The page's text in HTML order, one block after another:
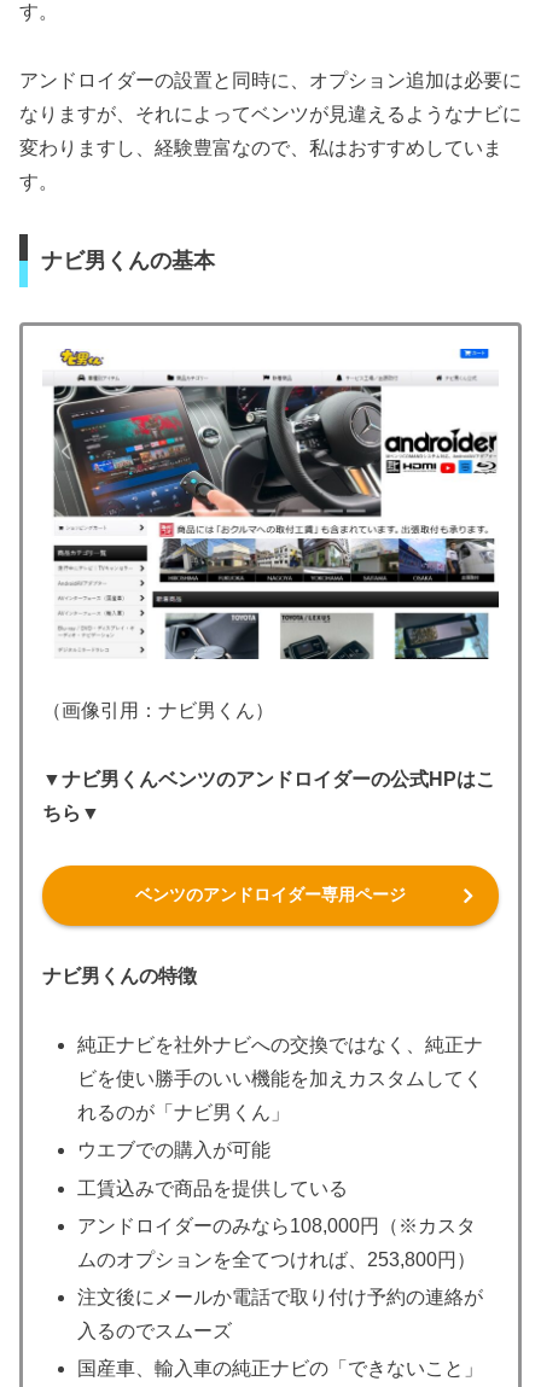
す。
アンドロイダーの設置と同時に、オプション追加は必要に
なりますが、それによってベンツが見違えるようなナビに
変わりますし、経験豊富なので、私はおすすめしていま
す。
ナビ男くんの基本
（画像引用：ナビ男くん）
▼ナビ男くんベンツのアンドロイダーの公式HPはこ
ちら▼
ベンツのアンドロイダー専用ページ
ナビ男くんの特徴
純正ナビを社外ナビへの交換ではなく、純正ナ
ビを使い勝手のいい機能を加えカスタムしてく
れるのが「ナビ男くん」
ウエブでの購入が可能
工賃込みで商品を提供している
アンドロイダーのみなら108,000円（※カスタ
ムのオプションを全てつければ、253,800円）
注文後にメールか電話で取り付け予約の連絡が
入るのでスムーズ
国産車、輸入車の純正ナビの「できないこと」